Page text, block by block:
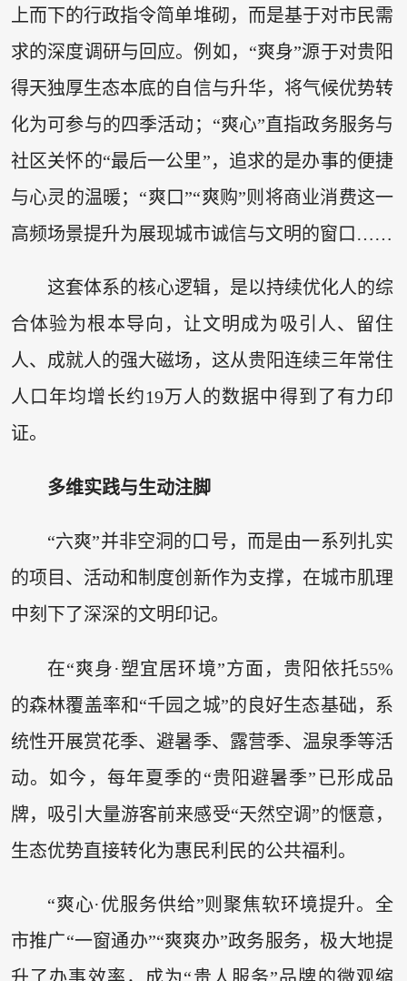
上而下的行政指令简单堆砌，而是基于对市民需
求的深度调研与回应。例如，“爽身”源于对贵阳
得天独厚生态本底的自信与升华，将气候优势转
化为可参与的四季活动；“爽心”直指政务服务与
社区关怀的“最后一公里”，追求的是办事的便捷
与心灵的温暖；“爽口”“爽购”则将商业消费这一
高频场景提升为展现城市诚信与文明的窗口……
这套体系的核心逻辑，是以持续优化人的综
合体验为根本导向，让文明成为吸引人、留住
人、成就人的强大磁场，这从贵阳连续三年常住
人口年均增长约19万人的数据中得到了有力印
证。
多维实践与生动注脚
“六爽”并非空洞的口号，而是由一系列扎实
的项目、活动和制度创新作为支撑，在城市肌理
中刻下了深深的文明印记。
在“爽身·塑宜居环境”方面，贵阳依托55%
的森林覆盖率和“千园之城”的良好生态基础，系
统性开展赏花季、避暑季、露营季、温泉季等活
动。如今，每年夏季的“贵阳避暑季”已形成品
牌，吸引大量游客前来感受“天然空调”的惬意，
生态优势直接转化为惠民利民的公共福利。
“爽心·优服务供给”则聚焦软环境提升。全
市推广“一窗通办”“爽爽办”政务服务，极大地提